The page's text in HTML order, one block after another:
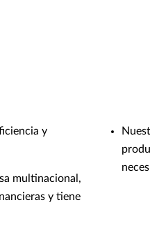
y
multinacional,
y tiene